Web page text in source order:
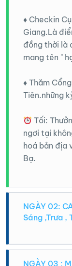
♦️ Checkin
Giang.Là
đồng thời là
mang tên "
♦️ Thăm
Tiên.những
Tối:
ngơi tại
hoá bản địa
Bạ.
NGÀY 02:
Sáng ,Trưa ,
Sáng:
phòng và
NGÀY 03 :